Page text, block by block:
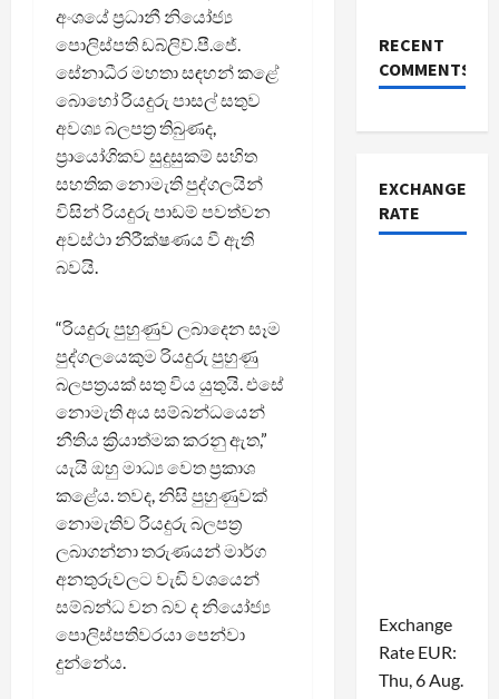
අංශයේ ප්‍රධානී නියෝජ්‍ය
පොලිස්පති ඩබ්ලිව්.පී.ජේ.
සේනාධීර මහතා සඳහන් කළේ
බොහෝ රියදුරු පාසල් සතුව
අවශ්‍ය බලපත්‍ර තිබුණද,
ප්‍රායෝගිකව සුදුසුකම් සහිත
සහතික නොමැති පුද්ගලයින්
විසින් රියදුරු පාඩම් පවත්වන
අවස්ථා නිරීක්ෂණය වී ඇති
බවයි.
“රියදුරු පුහුණුව ලබාදෙන සෑම
පුද්ගලයෙකුම රියදුරු පුහුණු
බලපත්‍රයක් සතු විය යුතුයි. එසේ
නොමැති අය සම්බන්ධයෙන්
නීතිය ක්‍රියාත්මක කරනු ඇත,”
යැයි ඔහු මාධ්‍ය වෙත ප්‍රකාශ
කළේය. තවද, නිසි පුහුණුවක්
නොමැතිව රියදුරු බලපත්‍ර
ලබාගන්නා තරුණයන් මාර්ග
අනතුරුවලට වැඩි වශයෙන්
සම්බන්ධ වන බව ද නියෝජ්‍ය
පොලිස්පතිවරයා පෙන්වා
දුන්නේය.
RECENT
COMMENTS
EXCHANGE
RATE
Exchange
Rate EUR:
Thu, 6 Aug.